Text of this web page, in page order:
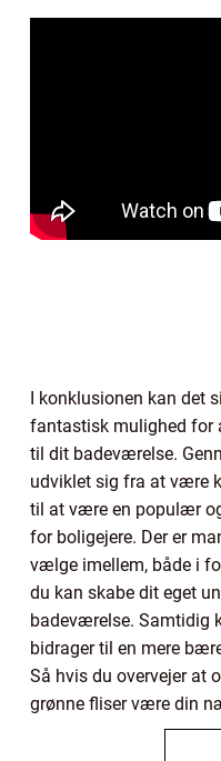
I konklusionen kan det
fantastisk mulighed for
til dit badeværelse.
udviklet sig fra at være
til at være en populær
for boligejere. Der er
vælge imellem, både i
du kan skabe dit eget
badeværelse. Samtidig
bidrager til en mere
Så hvis du overvejer at
grønne fliser være din